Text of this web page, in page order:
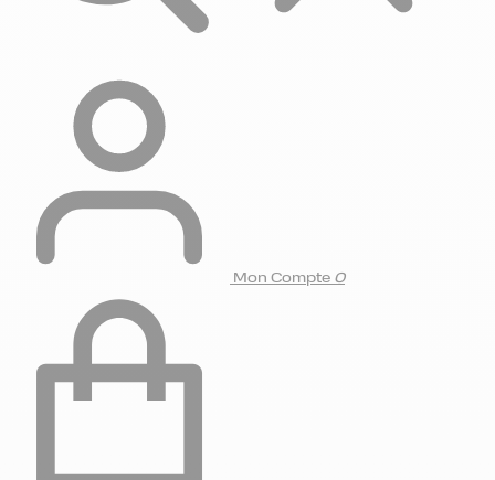
Mon Compte 0